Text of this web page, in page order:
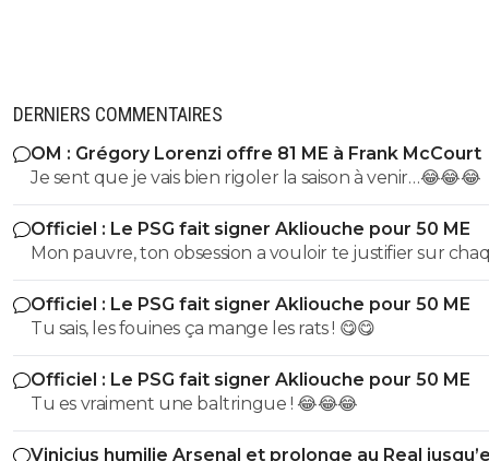
DERNIERS COMMENTAIRES
OM : Grégory Lorenzi offre 81 ME à Frank McCourt
Je sent que je vais bien rigoler la saison à venir…😂😂😂
Officiel : Le PSG fait signer Akliouche pour 50 ME
Mon pauvre, ton obsession a vouloir te justifier sur
commentaire 🤣😂😂 Tu aurais la queue d'un chat qui
de bouche et on t'accuserait de l'avoir mangé que tu
encore....mdr
Officiel : Le PSG fait signer Akliouche pour 50 ME
Tu sais, les fouines ça mange les rats ! 😋😋
Officiel : Le PSG fait signer Akliouche pour 50 ME
Tu es vraiment une baltringue ! 😂😂😂
Vinicius humilie Arsenal et prolonge au Real